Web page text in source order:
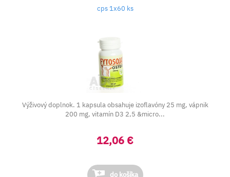
cps 1x60 ks
Výživový doplnok. 1 kapsula obsahuje izoflavóny 25 mg, vápnik
200 mg, vitamín D3 2,5 &micro...
12,06 €
do košíka